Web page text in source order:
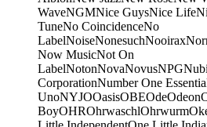
WaveNGMNice GuysNice Life
TuneNo CoincidenceNo
LabelNoiseNonesuchNooirax
Now MusicNot On
LabelNotonNovaNovusNPG
CorporationNumber One
UnoNYJOOasisOBEOdeOdeon
BoyOHROhrwaschlOhrwurm